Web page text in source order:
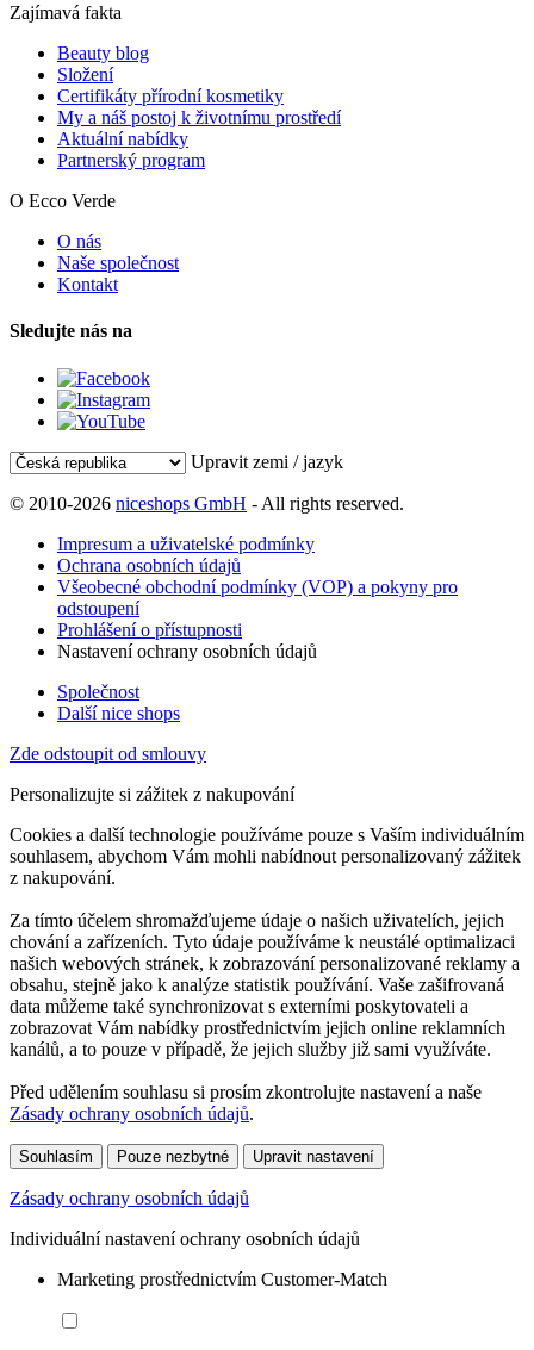
Zajímavá fakta
Beauty blog
Složení
Certifikáty přírodní kosmetiky
My a náš postoj k životnímu prostředí
Aktuální nabídky
Partnerský program
O Ecco Verde
O nás
Naše společnost
Kontakt
Sledujte nás na
Upravit zemi / jazyk
© 2010-2026 niceshops GmbH - All rights reserved.
Impresum a uživatelské podmínky
Ochrana osobních údajů
Všeobecné obchodní podmínky (VOP) a pokyny pro
odstoupení
Prohlášení o přístupnosti
Nastavení ochrany osobních údajů
Společnost
Další nice shops
Zde odstoupit od smlouvy
Personalizujte si zážitek z nakupování
Cookies a další technologie používáme pouze s Vaším individuálním
souhlasem, abychom Vám mohli nabídnout personalizovaný zážitek
z nakupování.
Za tímto účelem shromažďujeme údaje o našich uživatelích, jejich
chování a zařízeních. Tyto údaje používáme k neustálé optimalizaci
našich webových stránek, k zobrazování personalizované reklamy a
obsahu, stejně jako k analýze statistik používání. Vaše zašifrovaná
data můžeme také synchronizovat s externími poskytovateli a
zobrazovat Vám nabídky prostřednictvím jejich online reklamních
kanálů, a to pouze v případě, že jejich služby již sami využíváte.
Před udělením souhlasu si prosím zkontrolujte nastavení a naše
Zásady ochrany osobních údajů.
Souhlasím Pouze nezbytné Upravit nastavení
Zásady ochrany osobních údajů
Individuální nastavení ochrany osobních údajů
Marketing prostřednictvím Customer-Match